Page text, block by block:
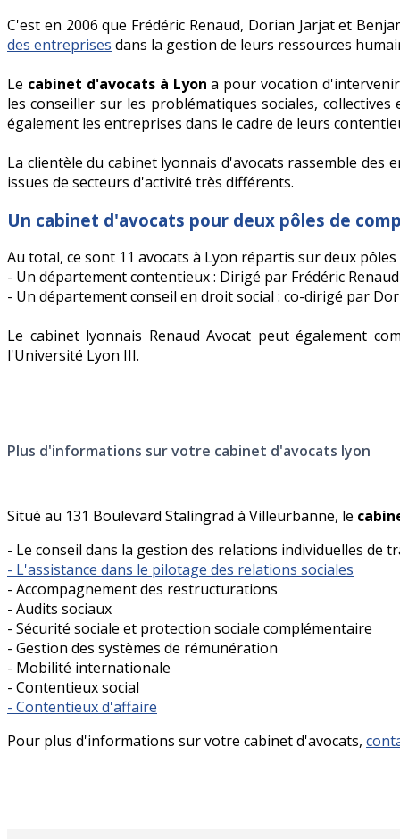
C'est en 2006 que Frédéric Renaud, Dorian Jarjat et
des entreprises dans la gestion de leurs ressources
Le cabinet d'avocats à Lyon a pour vocation
les conseiller sur les problématiques sociales,
également les entreprises dans le cadre de leurs
La clientèle du cabinet lyonnais d'avocats rassemble
issues de secteurs d'activité très différents.
Un cabinet d'avocats pour deux pôles de
Au total, ce sont 11 avocats à Lyon répartis sur deux pôles
- Un département contentieux : Dirigé par Frédéric Renaud
- Un département conseil en droit social : co-dirigé par
Le cabinet lyonnais Renaud Avocat peut également
l'Université Lyon III.
Plus d'informations sur votre cabinet d'avocats lyon
Situé au 131 Boulevard Stalingrad à Villeurbanne, le
- Le conseil dans la gestion des relations individuelles de
- L'assistance dans le pilotage des relations sociales
- Accompagnement des restructurations
- Audits sociaux
- Sécurité sociale et protection sociale complémentaire
- Gestion des systèmes de rémunération
- Mobilité internationale
- Contentieux social
- Contentieux d'affaire
Pour plus d'informations sur votre cabinet d'avocats,